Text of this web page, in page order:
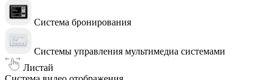
Система бронирования
Системы управления мультимедиа системами
Листай